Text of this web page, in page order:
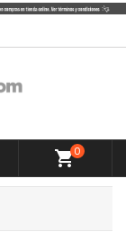
shopping_cart0
Cancelar
en su
Cancelar